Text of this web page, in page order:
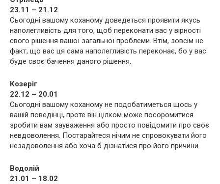
23.11 – 21.12
Сьогодні вашому коханому доведеться проявити якусь
наполегливість для того, щоб переконати вас у вірності
свого рішення вашої загальної проблеми. Втім, зовсім не
факт, що вас ця сама наполегливість переконає, бо у вас
буде своє бачення даного рішення.
Козеріг
22.12 – 20.01
Сьогодні вашому коханому не подобатиметься щось у
вашій поведінці, проте він цілком може посоромитися
зробити вам зауваження або просто повідомити про своє
невдоволення. Постарайтеся нічим не спровокувати його
незадоволення або хоча б дізнатися про його причини.
Водолій
21.01 – 18.02